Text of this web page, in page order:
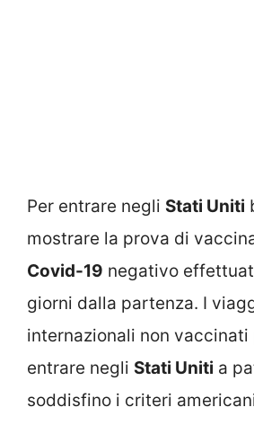
Per entrare negli Stati Uniti
mostrare la prova di
Covid-19 negativo
giorni dalla partenza. I
internazionali non vaccinati
entrare negli Stati Uniti a
soddisfino i criteri